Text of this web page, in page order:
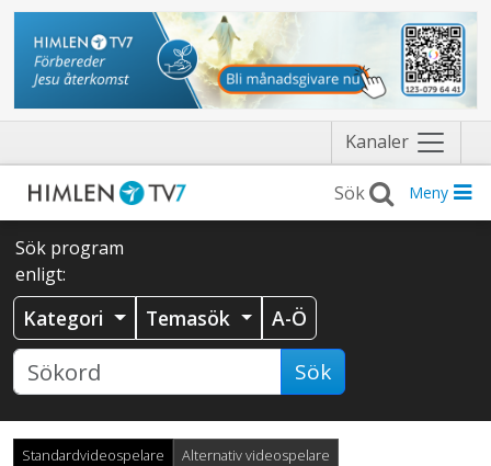
Kanaler Näytä
valikko
Meny
Sök program
enligt:
Kategori Temasök A-Ö
Sök
Standardvideospelare Alternativ videospelare